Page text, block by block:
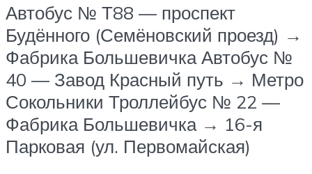
Автобус № Т88 — проспект
Будённого (Семёновский проезд) →
Фабрика Большевичка Автобус №
40 — Завод Красный путь → Метро
Сокольники Троллейбус № 22 —
Фабрика Большевичка → 16-я
Парковая (ул. Первомайская)